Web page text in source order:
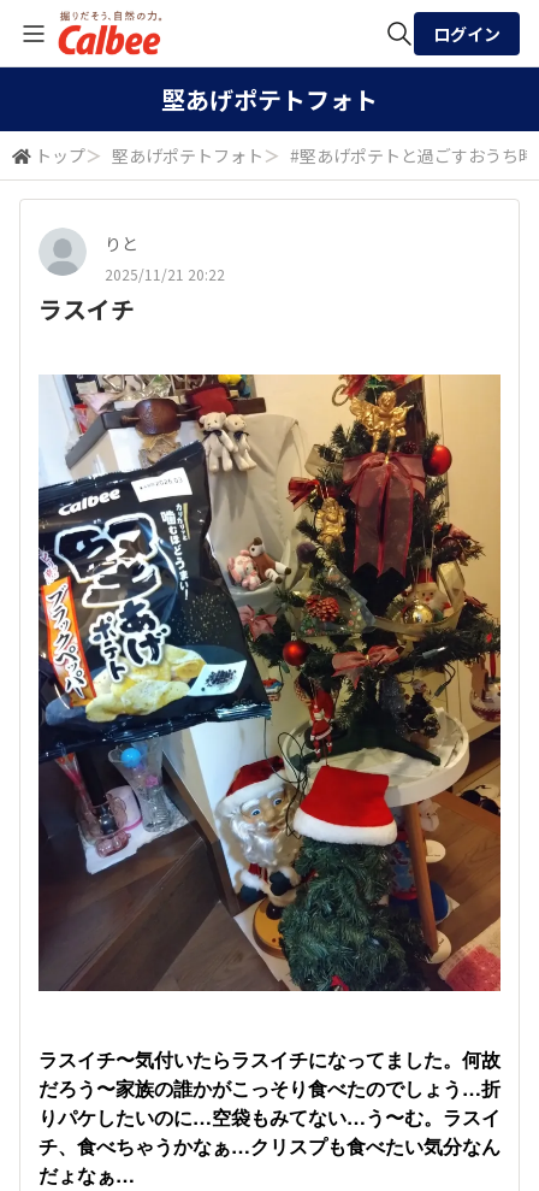
検索
ログイン
堅あげポテトフォト
トップ＞ 堅あげポテトフォト ＞ #堅あげポテトと過ごすおうち
りと
2025/11/21 20:22
ラスイチ
ラスイチ〜気付いたらラスイチになってました。何故
だろう〜家族の誰かがこっそり食べたのでしょう…折
りパケしたいのに…空袋もみてない…う〜む。ラスイ
チ、食べちゃうかなぁ…クリスプも食べたい気分なん
だょなぁ…